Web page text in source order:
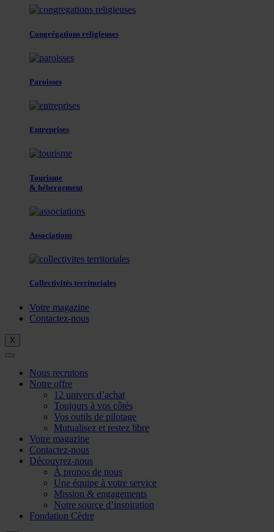
Congrégations religieuses
Paroisses
Entreprises
Tourisme
& hébergement
Associations
Collectivités territoriales
Votre magazine
Contactez-nous
X
Nous recrutons
Notre offre
12 univers d’achat
Toujours à vos côtés
Vos outils de pilotage
Mutualisez et restez libre
Votre magazine
Contactez-nous
Découvrez-nous
À propos de nous
Une équipe à votre service
Mission & engagements
Notre source d’inspiration
Fondation Cèdre